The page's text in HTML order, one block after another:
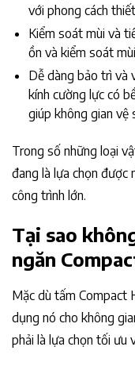
với phong cách
Kiểm soát mùi và
ồn và kiểm soát
Dễ dàng bảo trì và
kính cường lực có
giúp không gian vệ
Trong số những loại
đang là lựa chọn được
công trình lớn.
Tại sao
ngăn
Mặc dù tấm Compact
dụng nó cho không
phải là lựa chọn tối ưu